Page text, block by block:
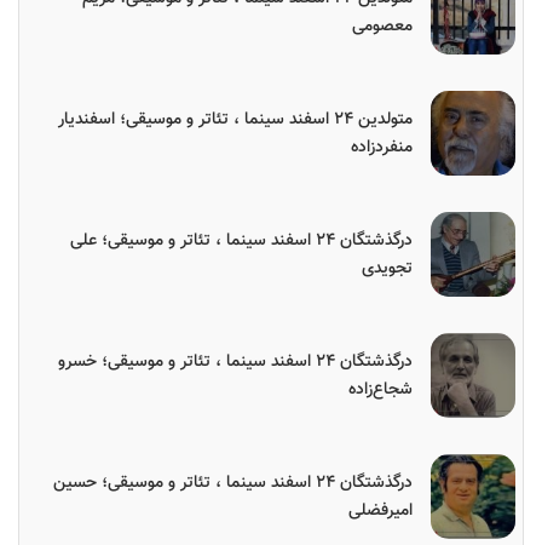
معصومی
متولدین ۲۴ اسفند سینما ، تئاتر و موسیقی؛ اسفندیار
منفردزاده
درگذشتگان ۲۴ اسفند سینما ، تئاتر و موسیقی؛ علی
تجویدی
درگذشتگان ۲۴ اسفند سینما ، تئاتر و موسیقی؛ خسرو
شجاع‌زاده
درگذشتگان ۲۴ اسفند سینما ، تئاتر و موسیقی؛ حسین
امیرفضلی